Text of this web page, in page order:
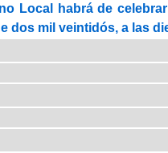
Local habrá de
dos mil veintidós, a las